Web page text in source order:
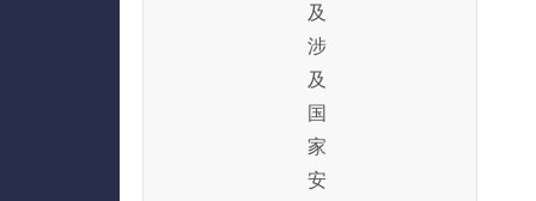
及
涉
及
国
家
安